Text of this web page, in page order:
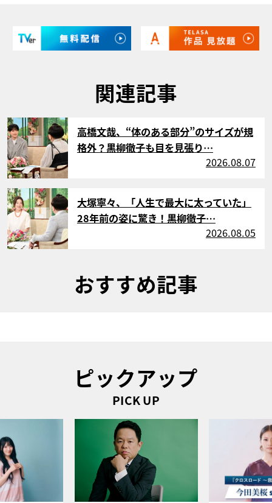
関連記事
サムネイル
高橋文哉、“体のある部分”のサイズが規
格外？黒柳徹子も目を見張り…
2026.08.07
サムネイル
大塚寧々、「人生で最大に太っていた」
28年前の姿に驚き！黒柳徹子…
2026.08.05
おすすめ記事
ピックアップ
PICK UP